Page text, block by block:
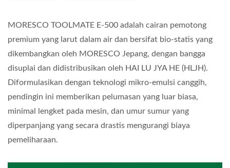
MORESCO TOOLMATE E-500 adalah cairan pemotong
premium yang larut dalam air dan bersifat bio-statis yang
dikembangkan oleh MORESCO Jepang, dengan bangga
disuplai dan didistribusikan oleh HAI LU JYA HE (HLJH).
Diformulasikan dengan teknologi mikro-emulsi canggih,
pendingin ini memberikan pelumasan yang luar biasa,
minimal lengket pada mesin, dan umur sumur yang
diperpanjang yang secara drastis mengurangi biaya
pemeliharaan.